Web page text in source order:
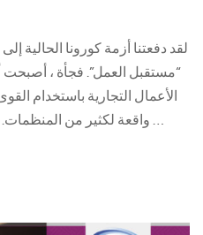
لقد دفعتنا أزمة كورونا الحالية
“مستقبل العمل”. فجأة ، أصبحت
الأعمال التجارية باستخدام